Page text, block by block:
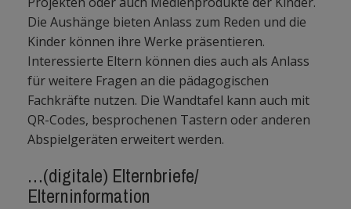
Die Aushänge bieten Anlass zum Reden und die
Kinder können ihre Werke präsentieren.
Interessierte Eltern können dies auch als Anlass
für weitere Fragen an die pädagogischen
Fachkräfte nutzen. Die Wandtafel kann auch mit
QR-Codes, besprochenen Tastern oder anderen
Abspielgeräten erweitert werden.
…(digitale) Elternbriefe/
Elterninformation